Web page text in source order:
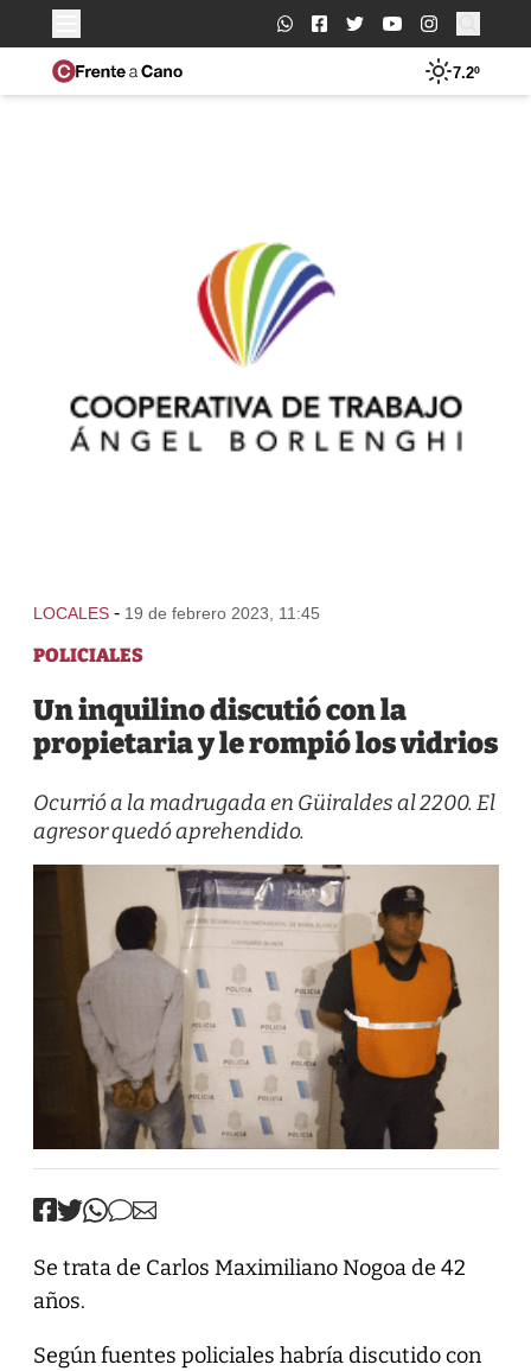
Buscar:
7.2º
LOCALES - 19 de febrero 2023, 11:45
POLICIALES
Un inquilino discutió con la
propietaria y le rompió los vidrios
Ocurrió a la madrugada en Güiraldes al 2200. El
agresor quedó aprehendido.
Se trata de Carlos Maximiliano Nogoa de 42
años.
Según fuentes policiales habría discutido con